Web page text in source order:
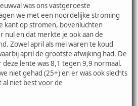
was ons vastgeroeste
we met een noordelijke stroming
kant op stromen, bovenluchten
nul en dat merkte je ook aan de
Zowel april als mei waren te koud
april de grootste afwijking had. De
lente was 8,1 tegen 9,9 normaal.
niet gehad (25+) en er was ook slechts
al niet best voor de